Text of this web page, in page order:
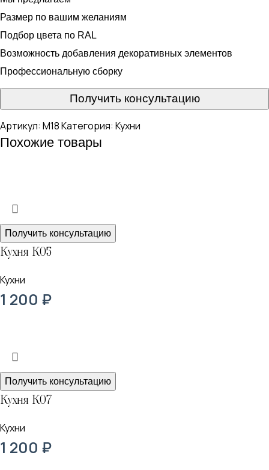
Размер по вашим желаниям
Подбор цвета по RAL
Возможность добавления декоративных элементов
Профессиональную сборку
Получить консультацию
Артикул: М18Категория: Кухни
Похожие товары
Получить консультацию
Кухня К05
Кухни
1 200 ₽
Получить консультацию
Кухня К07
Кухни
1 200 ₽